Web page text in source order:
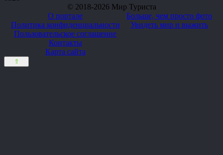
© 2018-2026 Мир Туриста
О портале
Политика конфиденциальности
Пользовательское соглашение
Контакты
Карта сайта
Больше, чем просто фото
Увидеть мир и выжить